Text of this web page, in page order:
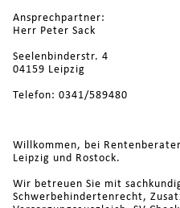
Ansprechpartner:
Herr Peter Sack
Seelenbinderstr. 4
04159 Leipzig
Telefon: 0341/589480
Willkommen, bei
Leipzig und Rostock.
Wir betreuen Sie mit
Schwerbehindertenrecht,